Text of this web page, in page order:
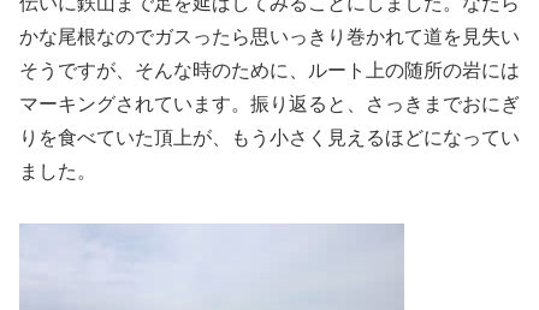
かな尾根なのでガスったら思いっきり巻かれて道を見失い
そうですが、そんな時のために、ルート上の随所の岩には
マーキングされています。振り返ると、さっきまでおにぎ
りを食べていた頂上が、もう小さく見えるほどになってい
ました。